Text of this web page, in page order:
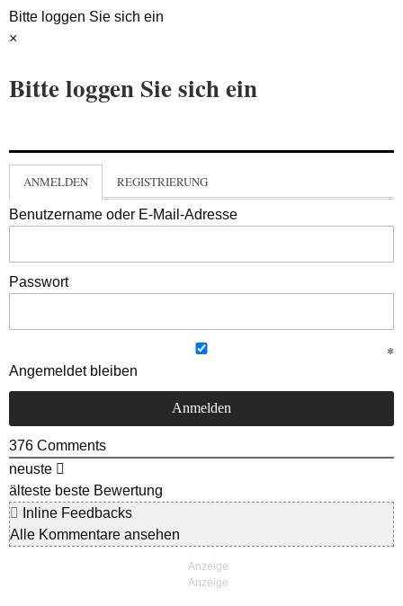
Bitte loggen Sie sich ein
×
Bitte loggen Sie sich ein
ANMELDEN REGISTRIERUNG
Benutzername oder E-Mail-Adresse
Passwort
Angemeldet bleiben
376 Comments
neuste
älteste beste Bewertung
Inline Feedbacks
Alle Kommentare ansehen